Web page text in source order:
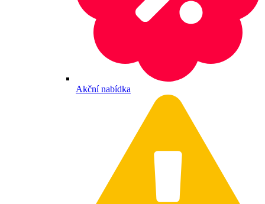
Akční nabídka